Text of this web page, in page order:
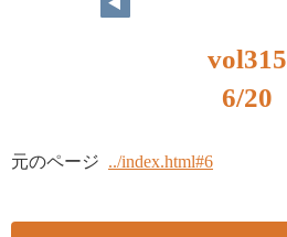
vol315
6/20
元のページ ../index.html#6